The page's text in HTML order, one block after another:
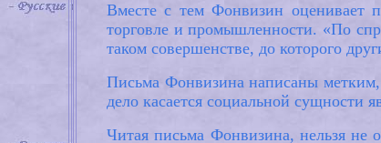
Вместе с тем Фонвизин оценивает
торговле и промышленности. «По
таком совершенстве, до которого
Письма Фонвизина написаны
дело касается социальной сущности
Читая письма Фонвизина, нельзя не